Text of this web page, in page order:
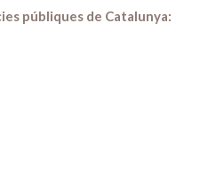
públiques de Catalunya: